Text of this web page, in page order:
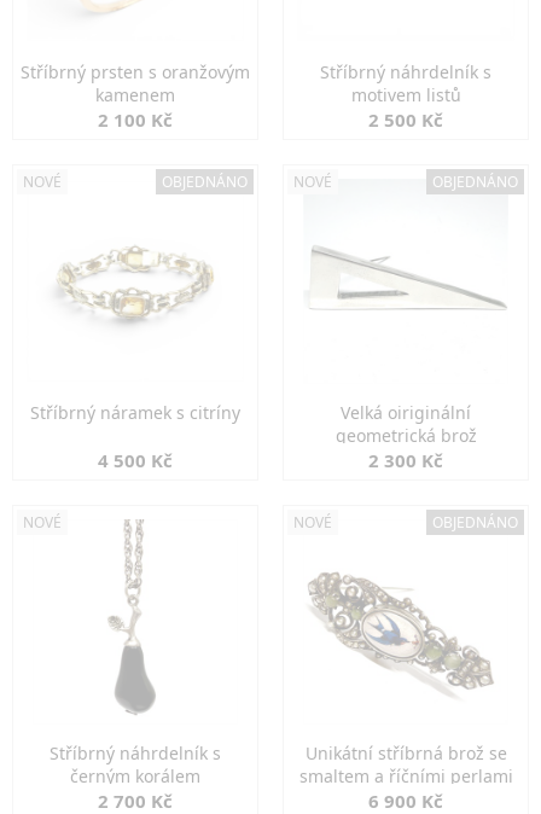
Stříbrný prsten s oranžovým
kamenem
2 100 Kč
Stříbrný náhrdelník s
motivem listů
2 500 Kč
NOVÉ OBJEDNÁNO
Stříbrný náramek s citríny
4 500 Kč
NOVÉ OBJEDNÁNO
Velká oiriginální
geometrická brož
2 300 Kč
NOVÉ
Stříbrný náhrdelník s
černým korálem
2 700 Kč
NOVÉ OBJEDNÁNO
Unikátní stříbrná brož se
smaltem a říčními perlami
6 900 Kč